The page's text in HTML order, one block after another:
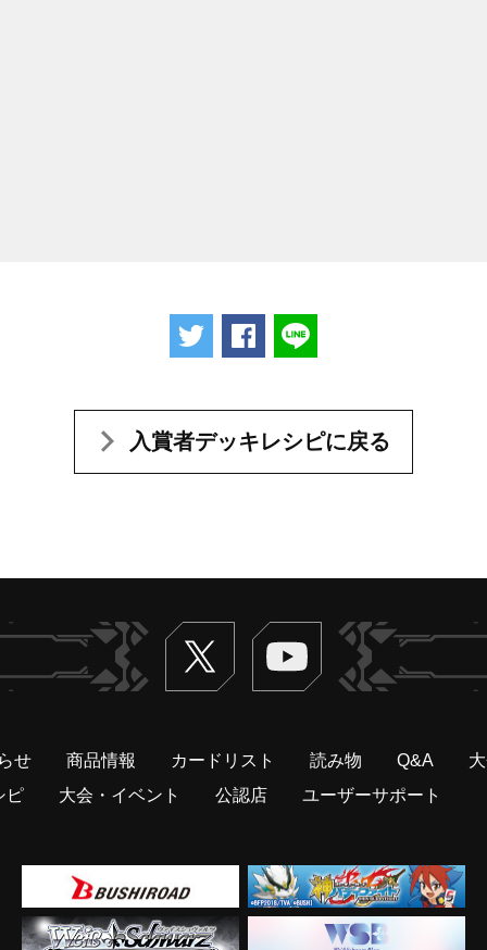
ツイートするFacebookでシェアする
入賞者デッキレシピに戻る
Twitter ヴァンガードch
せ 商品情報 カードリスト 読み物 Q&A
ピ
大会・イベント 公認店 ユーザーサポート